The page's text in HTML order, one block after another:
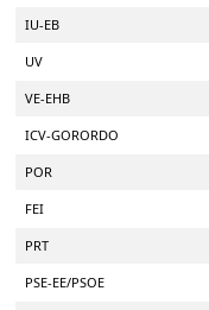
IU-EB
UV
VE-EHB
ICV-GORORDO
POR
FEI
PRT
PSE-EE/PSOE